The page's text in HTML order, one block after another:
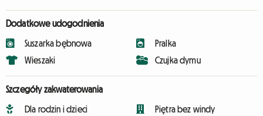
Dodatkowe udogodnienia
Suszarka bębnowa
Wieszaki
Pralka
Czujka dymu
Szczegóły zakwaterowania
Dla rodzin i dzieci Piętra bez windy